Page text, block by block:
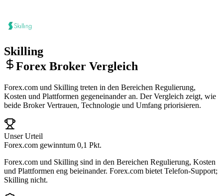
Skilling
Forex Broker Vergleich
Forex.com und Skilling treten in den Bereichen Regulierung,
Kosten und Plattformen gegeneinander an. Der Vergleich zeigt, wie
beide Broker Vertrauen, Technologie und Umfang priorisieren.
Unser Urteil
Forex.com gewinntum 0,1 Pkt.
Forex.com und Skilling sind in den Bereichen Regulierung, Kosten
und Plattformen eng beieinander. Forex.com bietet Telefon-Support;
Skilling nicht.